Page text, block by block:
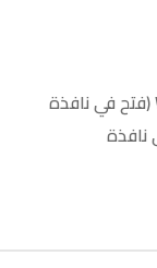
شارك على :انقر للمشاركة على WhatsApp (فتح في نافذة